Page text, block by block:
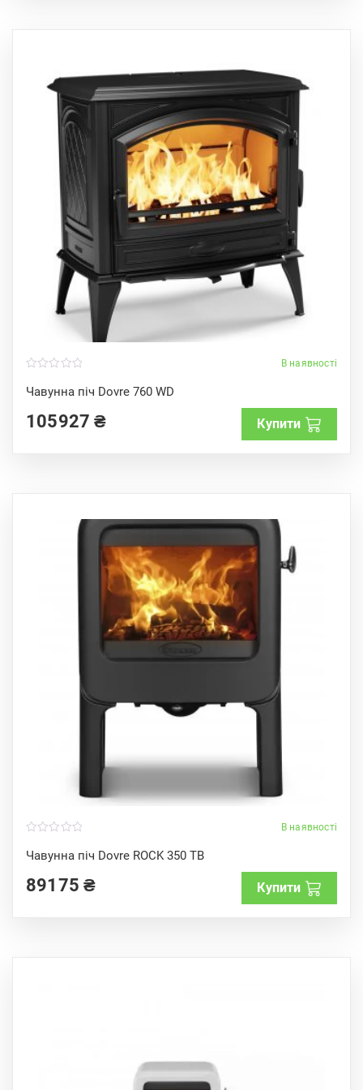
В наявності
Чавунна піч Dovre 760 WD
o
u
o
105927₴ Купити
В наявності
Чавунна піч Dovre ROCK 350 TB
o
u
o
f89175₴ Купити